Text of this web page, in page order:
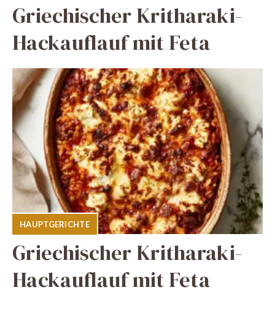
Griechischer Kritharaki-
Hackauflauf mit Feta
HAUPTGERICHTE
Griechischer Kritharaki-
Hackauflauf mit Feta